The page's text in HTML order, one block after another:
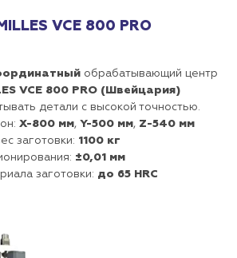
VCE 800 PRO
обрабатывающий центр
VCE 800 PRO (Швейцария)
детали с высокой точностью.
Х-800 мм, Y-500 мм, Z-540 мм
заготовки: 1100 кг
±0,01 мм
заготовки: до 65 HRC